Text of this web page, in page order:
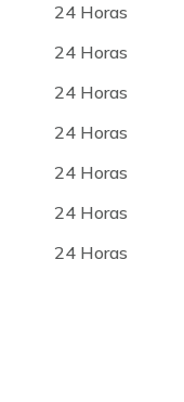
24 Horas
24 Horas
24 Horas
24 Horas
24 Horas
24 Horas
24 Horas